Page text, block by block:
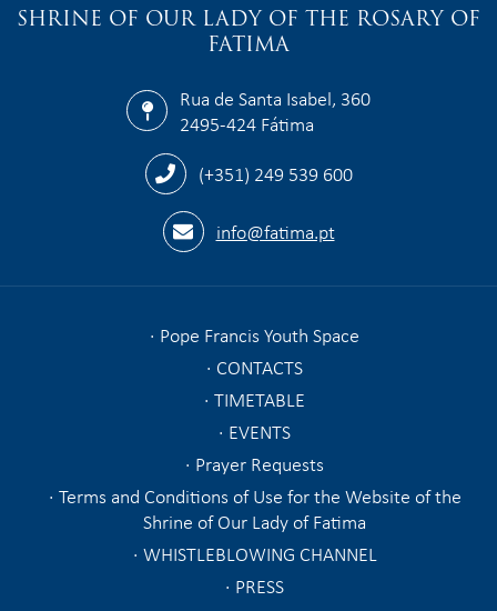
SHRINE OF OUR LADY OF THE ROSARY OF
FATIMA
Rua de Santa Isabel, 360
2495-424 Fátima
(+351) 249 539 600
info@fatima.pt
Pope Francis Youth Space
CONTACTS
TIMETABLE
EVENTS
Prayer Requests
Terms and Conditions of Use for the Website of the
Shrine of Our Lady of Fatima
WHISTLEBLOWING CHANNEL
PRESS